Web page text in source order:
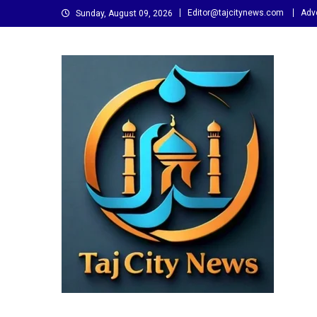
to
Sunday, August 09, 2026 Editor@tajcitynews.com